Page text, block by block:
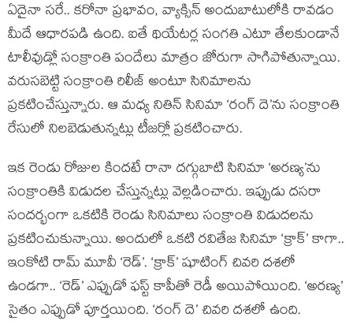
ఏదైనా సరే.. కరోనా ప్రభావం, వ్యాక్సిన్ అందుబాటులోకి రావడం
మీదే ఆధారపడి ఉంది. ఐతే థియేటర్ల సంగతి ఎటూ తేలకుండానే
టాలీవుడ్లో సంక్రాంతి పందేలు మాత్రం జోరుగా సాగిపోతున్నాయి.
వరుసబెట్టి సంక్రాంతి రిలీజ్ అంటూ సినిమాలను
ప్రకటించేస్తున్నారు. ఆ మధ్య నితిన్ సినిమా ‘రంగ్ దె’ను సంక్రాంతి
రేసులో నిలబెడుతున్నట్లు టీజర్లో ప్రకటించారు.
ఇక రెండు రోజుల కిందటే రానా దగ్గుబాటి సినిమా ‘అరణ్య’ను
సంక్రాంతికి విడుదల చేస్తున్నట్లు వెల్లడించారు. ఇప్పుడు దసరా
సందర్భంగా ఒకటికి రెండు సినిమాలు సంక్రాంతి విడుదలను
ప్రకటించుకున్నాయి. అందులో ఒకటి రవితేజ సినిమా ‘క్రాక్’ కాగా..
ఇంకోటి రామ్ మూవీ ‘రెడ్’. ‘క్రాక్’ షూటింగ్ చివరి దశలో
ఉండగా.. ‘రెడ్’ ఎప్పుడో ఫస్ట్ కాపీతో రెడీ అయిపోయింది. ‘అరణ్య’
సైతం ఎప్పుడో పూర్తయింది. ‘రంగ్ దె’ చివరి దశలో ఉంది.